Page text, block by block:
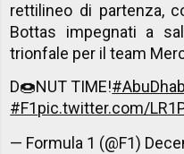
rettilineo di partenza,
Bottas impegnati a
trionfale per il team
D🍩NUT TIME!
#F1pic.twitter.com/
— Formula 1 (@F1)